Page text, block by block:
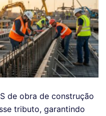
de obra de construção
tributo, garantindo